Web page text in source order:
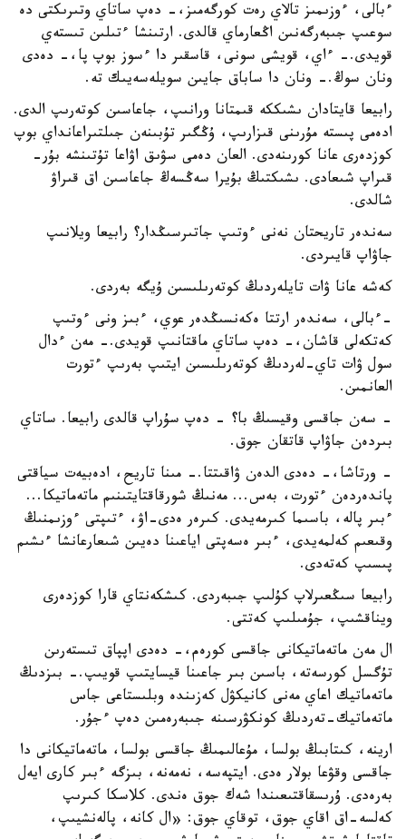
ءبالى، ءوزىمىز تالاي رەت كورگەمىز،- دەپ ساتاي وتىرىكتى دە
سوعىپ جىبەرگەنىن اڭعارماي قالدى. ارتىنشا ءتىلىن تىستەي
قويدى.- ءاي، قويشى سونى، قاسقىر دا ءسوز بوپ پا،- دەدى
ونان سوڭ.- ونان دا ساباق جايىن سويلەسەيىك تە.
رابيعا قايتادان ىشىككە قىمتانا ورانىپ، جاعاسىن كوتەرىپ الدى.
ادەمى پىستە مۇرىنى قىزارىپ، ۇڭگىر تۇبىنەن جىلتىراعانداي بوپ
كوزدەرى عانا كورىنەدى. العان دەمى سۋىق اۋاعا تۇتىنشە بۇر-
قىراپ شىعادى. ىشىكتىڭ بۇيرا سەڭسەڭ جاعاسىن اق قىراۋ
شالدى.
سەندەر تاريحتان نەنى ءوتىپ جاتىرسىڭدار؟ رابيعا ويلانىپ
جاۋاپ قايىردى.
كەشە عانا ۋات تايلەردىڭ كوتەرىلىسىن ۇيگە بەردى.
-ءبالى، سەندەر ارتتا ەكەنسىڭدەر عوي، ءبىز ونى ءوتىپ
كەتكەلى قاشان،- دەپ ساتاي ماقتانىپ قويدى.- مەن ءدال
سول ۋات تاي-لەردىڭ كوتەرىلىسىن ايتىپ بەرىپ ءتورت
العانمىن.
- سەن جاقسى وقيسىڭ با؟ - دەپ سۇراپ قالدى رابيعا. ساتاي
بىردەن جاۋاپ قاتقان جوق.
- ورتاشا،- دەدى الدەن ۋاقىتتا.- مىنا تاريح، ادەبيەت سياقتى
پاندەردەن ءتورت، بەس... مەنىڭ شورقاقتايتىنىم ماتەماتيكا...
ءبىر پالە، باسىما كىرمەيدى. كىرەر ەدى-اۋ، ءتىپتى ءوزىمنىڭ
وقىعىم كەلمەيدى، ءبىر ەسەپتى اياعىنا دەيىن شىعارعانشا ءىشىم
پىسىپ كەتەدى.
رابيعا سىڭعىرلاپ كۇلىپ جىبەردى. كىشكەنتاي قارا كوزدەرى
ويناقشىپ، جۇمىلىپ كەتتى.
ال مەن ماتەماتيكانى جاقسى كورەم،- دەدى اپپاق تىستەرىن
تۇگسل كورسەتە، باسىن بىر جاعىنا قيسايتىپ قويىپ.- بىزدىڭ
ماتەماتيك اعاي مەنى كانيكۋل كەزىندە وبلىستاعى جاس
ماتەماتيك-تەردىڭ كونكۋرسىنە جىبەرەمىن دەپ ءجۇر.
ارينە، كىتابىڭ بولسا، مۇعالىمىڭ جاقسى بولسا، ماتەماتيكانى دا
جاقسى وقۋعا بولار ەدى. ايتپەسە، نەمەنە، بىزگە ءبىر كارى ايەل
بەرەدى. ۇرىسقاقتىعىندا شەك جوق ەندى. كلاسكا كىرىپ
كەلسە-اق اقاي جوق، توقاي جوق: «ال كانە، پالەنشيىپ،